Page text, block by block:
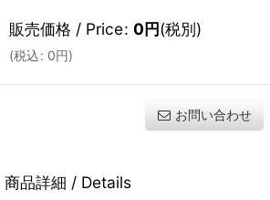
販売価格 / Price: 0円(税別)
(税込: 0円)
お問い合わせ
商品詳細 / Details